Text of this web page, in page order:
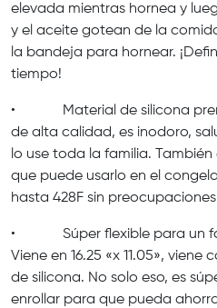
elevada mientras hornea y
y el aceite gotean de la
la bandeja para hornear.
tiempo!
• Material de silicona
de alta calidad, es inodoro,
lo use toda la familia.
que puede usarlo en el
hasta 428F sin
• Súper flexible para un
Viene en 16.25 «x 11.05»,
de silicona. No solo eso, es
enrollar para que pueda